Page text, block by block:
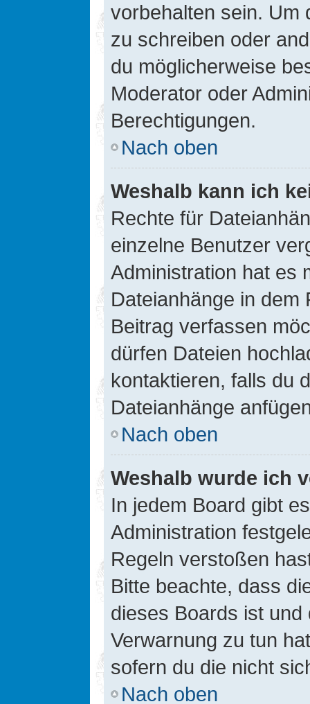
vorbehalten sein. Um
zu schreiben oder
du möglicherweise
Moderator oder
Berechtigungen.
Nach oben
Weshalb kann ich
Rechte für
einzelne Benutzer
Administration hat es
Dateianhänge in dem
Beitrag verfassen
dürfen Dateien
kontaktieren, falls du
Dateianhänge
Nach oben
Weshalb wurde ich
In jedem Board gibt
Administration
Regeln verstoßen
Bitte beachte, dass
dieses Boards ist
Verwarnung zu tun
sofern du die nicht
Nach oben